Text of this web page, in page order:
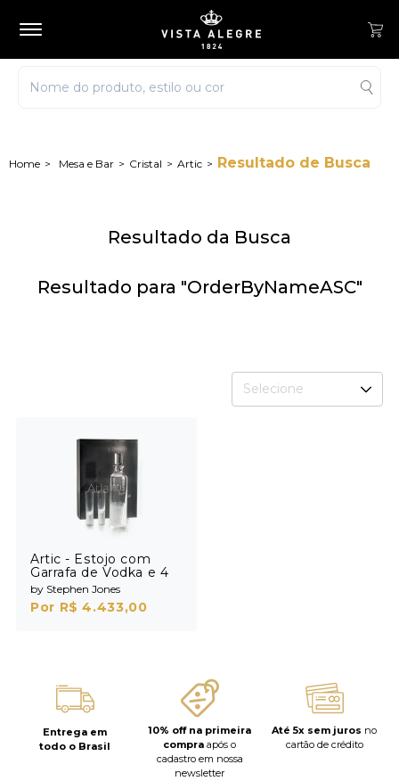
Mesa e Bar Cristal Artic Resultado de Busca
Resultado da Busca
Resultado para "OrderByNameASC"
Selecione
Artic - Estojo com
Garrafa de Vodka e 4
Shots
by Stephen Jones
Por R$ 4.433,00
Entrega em
todo o Brasil
10% off na primeira
compra após o
cadastro em nossa
newsletter
Até 5x sem juros no
cartão de crédito